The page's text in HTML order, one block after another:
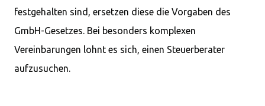
festgehalten sind, ersetzen diese die Vorgaben des
GmbH-Gesetzes. Bei besonders komplexen
Vereinbarungen lohnt es sich, einen Steuerberater
aufzusuchen.